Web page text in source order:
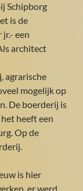
Schipborg
is de
een
architect
agrarische
mogelijk op
De boerderij is
heeft een
Op de
is hier
er werd